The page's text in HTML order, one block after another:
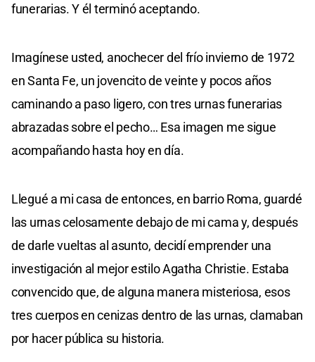
funerarias. Y él terminó aceptando.
Imagínese usted, anochecer del frío invierno de 1972
en Santa Fe, un jovencito de veinte y pocos años
caminando a paso ligero, con tres urnas funerarias
abrazadas sobre el pecho… Esa imagen me sigue
acompañando hasta hoy en día.
Llegué a mi casa de entonces, en barrio Roma, guardé
las urnas celosamente debajo de mi cama y, después
de darle vueltas al asunto, decidí emprender una
investigación al mejor estilo Agatha Christie. Estaba
convencido que, de alguna manera misteriosa, esos
tres cuerpos en cenizas dentro de las urnas, clamaban
por hacer pública su historia.